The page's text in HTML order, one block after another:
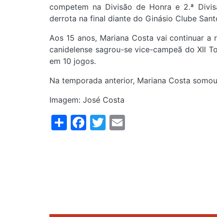
competem na Divisão de Honra e 2.ª
derrota na final diante do Ginásio Clube
Aos 15 anos, Mariana Costa vai continuar a
canidelense sagrou-se vice-campeã do XII
em 10 jogos.
Na temporada anterior, Mariana Costa
Imagem: José Costa
ShareFacebook
Twitter